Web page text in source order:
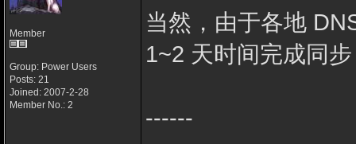
Member
Group: Power Users
Posts: 21
Joined: 2007-2-28
Member No.: 2
当然，由于各地
1~2 天时间完成同步
------